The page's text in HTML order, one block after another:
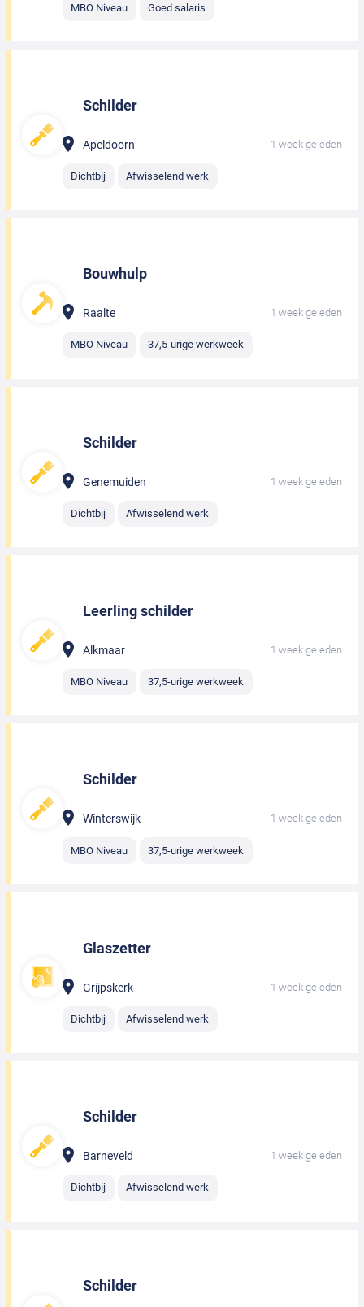
MBO Niveau Goed salaris
Schilder
Apeldoorn 1 week geleden
Dichtbij Afwisselend werk
Bouwhulp
Raalte 1 week geleden
MBO Niveau 37,5-urige werkweek
Schilder
Genemuiden 1 week geleden
Dichtbij Afwisselend werk
Leerling schilder
Alkmaar 1 week geleden
MBO Niveau 37,5-urige werkweek
Schilder
Winterswijk 1 week geleden
MBO Niveau 37,5-urige werkweek
Glaszetter
Grijpskerk 1 week geleden
Dichtbij Afwisselend werk
Schilder
Barneveld 1 week geleden
Dichtbij Afwisselend werk
Schilder